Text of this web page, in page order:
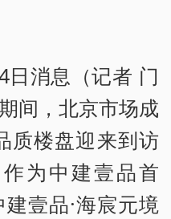
日消息（记者 门
间，北京市场成
质楼盘迎来到访
为中建壹品首
壹品·海宸元境